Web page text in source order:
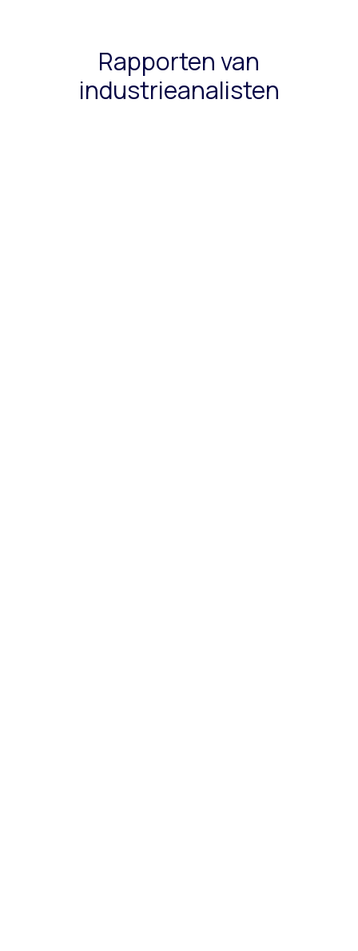
Rapporten van
industrieanalisten